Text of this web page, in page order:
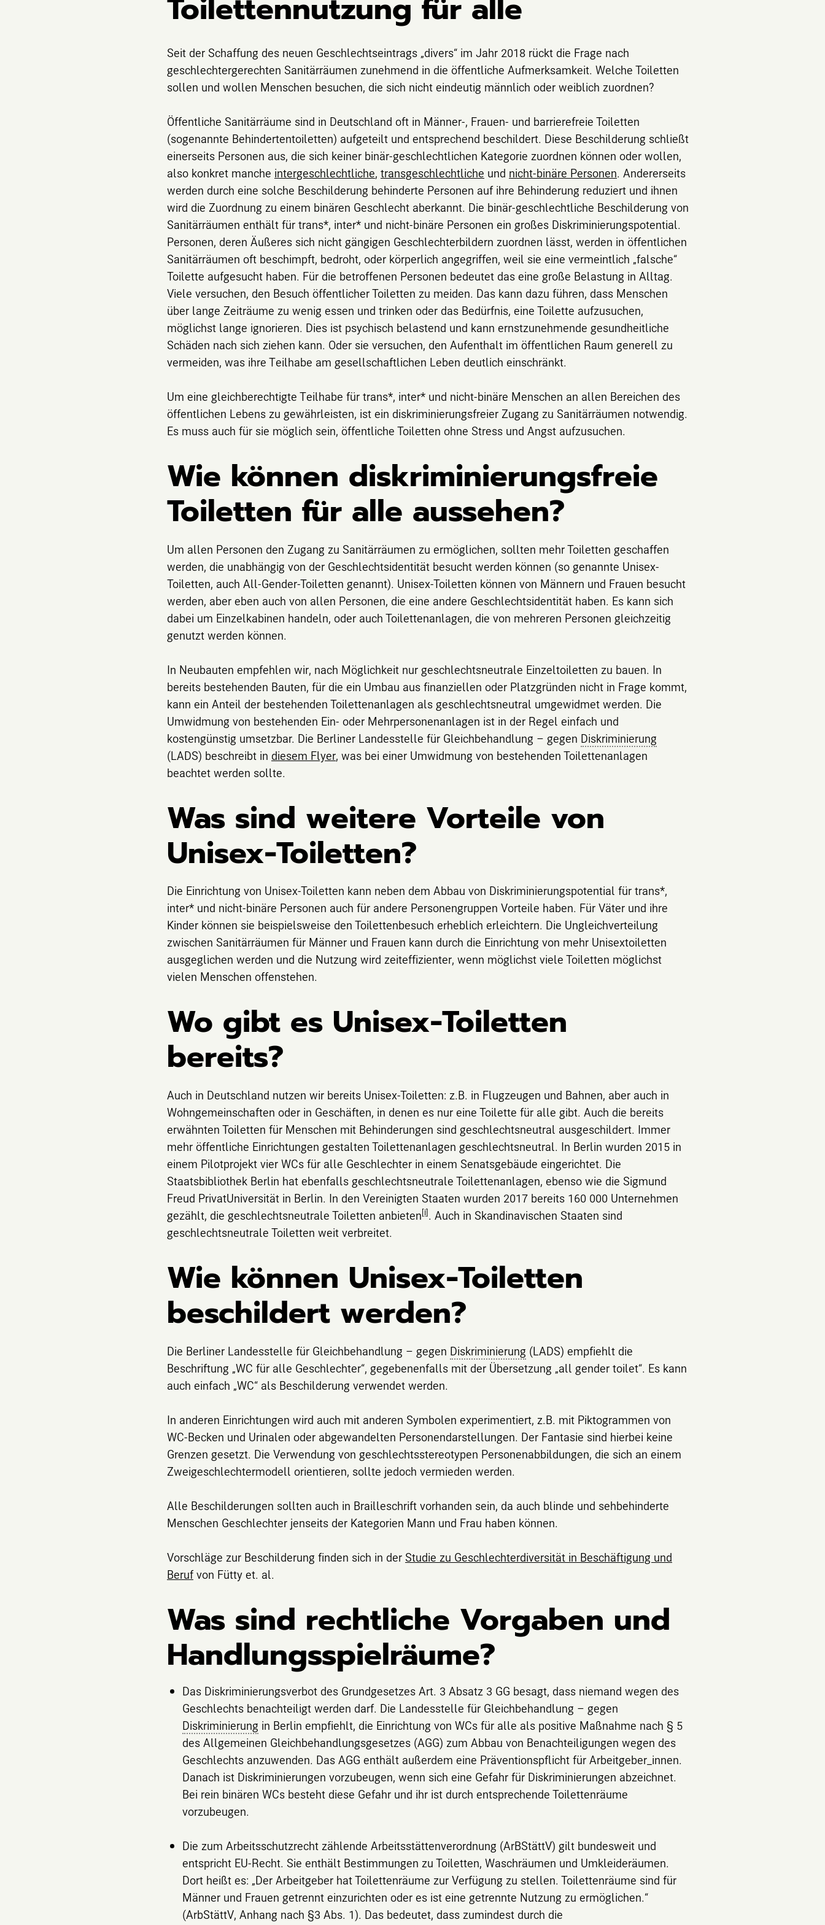
Toilettennutzung für alle
Seit der Schaffung des neuen Geschlechtseintrags „divers“ im Jahr 2018 rückt die Frage nach
geschlechtergerechten Sanitärräumen zunehmend in die öffentliche Aufmerksamkeit. Welche Toiletten
sollen und wollen Menschen besuchen, die sich nicht eindeutig männlich oder weiblich zuordnen?
Öffentliche Sanitärräume sind in Deutschland oft in Männer-, Frauen- und barrierefreie Toiletten
(sogenannte Behindertentoiletten) aufgeteilt und entsprechend beschildert. Diese Beschilderung schließt
einerseits Personen aus, die sich keiner binär-geschlechtlichen Kategorie zuordnen können oder wollen,
also konkret manche intergeschlechtliche, transgeschlechtliche und nicht-binäre Personen. Andererseits
werden durch eine solche Beschilderung behinderte Personen auf ihre Behinderung reduziert und ihnen
wird die Zuordnung zu einem binären Geschlecht aberkannt. Die binär-geschlechtliche Beschilderung von
Sanitärräumen enthält für trans*, inter* und nicht-binäre Personen ein großes Diskriminierungspotential.
Personen, deren Äußeres sich nicht gängigen Geschlechterbildern zuordnen lässt, werden in öffentlichen
Sanitärräumen oft beschimpft, bedroht, oder körperlich angegriffen, weil sie eine vermeintlich „falsche“
Toilette aufgesucht haben. Für die betroffenen Personen bedeutet das eine große Belastung in Alltag.
Viele versuchen, den Besuch öffentlicher Toiletten zu meiden. Das kann dazu führen, dass Menschen
über lange Zeiträume zu wenig essen und trinken oder das Bedürfnis, eine Toilette aufzusuchen,
möglichst lange ignorieren. Dies ist psychisch belastend und kann ernstzunehmende gesundheitliche
Schäden nach sich ziehen kann. Oder sie versuchen, den Aufenthalt im öffentlichen Raum generell zu
vermeiden, was ihre Teilhabe am gesellschaftlichen Leben deutlich einschränkt.
Um eine gleichberechtigte Teilhabe für trans*, inter* und nicht-binäre Menschen an allen Bereichen des
öffentlichen Lebens zu gewährleisten, ist ein diskriminierungsfreier Zugang zu Sanitärräumen notwendig.
Es muss auch für sie möglich sein, öffentliche Toiletten ohne Stress und Angst aufzusuchen.
Wie können diskriminierungsfreie
Toiletten für alle aussehen?
Um allen Personen den Zugang zu Sanitärräumen zu ermöglichen, sollten mehr Toiletten geschaffen
werden, die unabhängig von der Geschlechtsidentität besucht werden können (so genannte Unisex-
Toiletten, auch All-Gender-Toiletten genannt). Unisex-Toiletten können von Männern und Frauen besucht
werden, aber eben auch von allen Personen, die eine andere Geschlechtsidentität haben. Es kann sich
dabei um Einzelkabinen handeln, oder auch Toilettenanlagen, die von mehreren Personen gleichzeitig
genutzt werden können.
In Neubauten empfehlen wir, nach Möglichkeit nur geschlechtsneutrale Einzeltoiletten zu bauen. In
bereits bestehenden Bauten, für die ein Umbau aus finanziellen oder Platzgründen nicht in Frage kommt,
kann ein Anteil der bestehenden Toilettenanlagen als geschlechtsneutral umgewidmet werden. Die
Umwidmung von bestehenden Ein- oder Mehrpersonenanlagen ist in der Regel einfach und
kostengünstig umsetzbar. Die Berliner Landesstelle für Gleichbehandlung – gegen Diskriminierung
(LADS) beschreibt in diesem Flyer, was bei einer Umwidmung von bestehenden Toilettenanlagen
beachtet werden sollte.
Was sind weitere Vorteile von
Unisex-Toiletten?
Die Einrichtung von Unisex-Toiletten kann neben dem Abbau von Diskriminierungspotential für trans*,
inter* und nicht-binäre Personen auch für andere Personengruppen Vorteile haben. Für Väter und ihre
Kinder können sie beispielsweise den Toilettenbesuch erheblich erleichtern. Die Ungleichverteilung
zwischen Sanitärräumen für Männer und Frauen kann durch die Einrichtung von mehr Unisextoiletten
ausgeglichen werden und die Nutzung wird zeiteffizienter, wenn möglichst viele Toiletten möglichst
vielen Menschen offenstehen.
Wo gibt es Unisex-Toiletten
bereits?
Auch in Deutschland nutzen wir bereits Unisex-Toiletten: z.B. in Flugzeugen und Bahnen, aber auch in
Wohngemeinschaften oder in Geschäften, in denen es nur eine Toilette für alle gibt. Auch die bereits
erwähnten Toiletten für Menschen mit Behinderungen sind geschlechtsneutral ausgeschildert. Immer
mehr öffentliche Einrichtungen gestalten Toilettenanlagen geschlechtsneutral. In Berlin wurden 2015 in
einem Pilotprojekt vier WCs für alle Geschlechter in einem Senatsgebäude eingerichtet. Die
Staatsbibliothek Berlin hat ebenfalls geschlechtsneutrale Toilettenanlagen, ebenso wie die Sigmund
Freud PrivatUniversität in Berlin. In den Vereinigten Staaten wurden 2017 bereits 160 000 Unternehmen
gezählt, die geschlechtsneutrale Toiletten anbieten[i]. Auch in Skandinavischen Staaten sind
geschlechtsneutrale Toiletten weit verbreitet.
Wie können Unisex-Toiletten
beschildert werden?
Die Berliner Landesstelle für Gleichbehandlung – gegen Diskriminierung (LADS) empfiehlt die
Beschriftung „WC für alle Geschlechter“, gegebenenfalls mit der Übersetzung „all gender toilet“. Es kann
auch einfach „WC“ als Beschilderung verwendet werden.
In anderen Einrichtungen wird auch mit anderen Symbolen experimentiert, z.B. mit Piktogrammen von
WC-Becken und Urinalen oder abgewandelten Personendarstellungen. Der Fantasie sind hierbei keine
Grenzen gesetzt. Die Verwendung von geschlechtsstereotypen Personenabbildungen, die sich an einem
Zweigeschlechtermodell orientieren, sollte jedoch vermieden werden.
Alle Beschilderungen sollten auch in Brailleschrift vorhanden sein, da auch blinde und sehbehinderte
Menschen Geschlechter jenseits der Kategorien Mann und Frau haben können.
Vorschläge zur Beschilderung finden sich in der Studie zu Geschlechterdiversität in Beschäftigung und
Berufvon Fütty et. al.
Was sind rechtliche Vorgaben und
Handlungsspielräume?
Das Diskriminierungsverbot des Grundgesetzes Art. 3 Absatz 3 GG besagt, dass niemand wegen des
Geschlechts benachteiligt werden darf. Die Landesstelle für Gleichbehandlung – gegen
Diskriminierung in Berlin empfiehlt, die Einrichtung von WCs für alle als positive Maßnahme nach § 5
des Allgemeinen Gleichbehandlungsgesetzes (AGG) zum Abbau von Benachteiligungen wegen des
Geschlechts anzuwenden. Das AGG enthält außerdem eine Präventionspflicht für Arbeitgeber_innen.
Danach ist Diskriminierungen vorzubeugen, wenn sich eine Gefahr für Diskriminierungen abzeichnet.
Bei rein binären WCs besteht diese Gefahr und ihr ist durch entsprechende Toilettenräume
vorzubeugen.
Die zum Arbeitsschutzrecht zählende Arbeitsstättenverordnung (ArBStättV) gilt bundesweit und
entspricht EU-Recht. Sie enthält Bestimmungen zu Toiletten, Waschräumen und Umkleideräumen.
Dort heißt es: „Der Arbeitgeber hat Toilettenräume zur Verfügung zu stellen. Toilettenräume sind für
Männer und Frauen getrennt einzurichten oder es ist eine getrennte Nutzung zu ermöglichen.“
(ArbStättV, Anhang nach §3 Abs. 1). Das bedeutet, dass zumindest durch die